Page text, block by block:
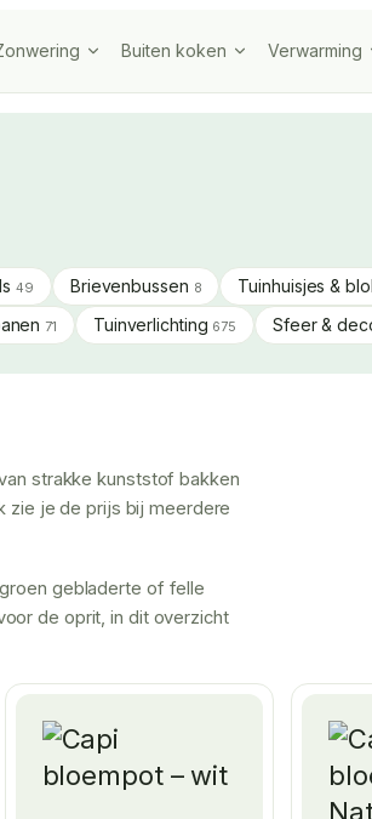
Buiten koken Verwarming
49 Brievenbussen 8 Tuinhuisjes &
71 Tuinverlichting 675 Sfeer &
strakke kunststof bakken
zie je de prijs bij meerdere
gebladerte of felle
de oprit, in dit overzicht